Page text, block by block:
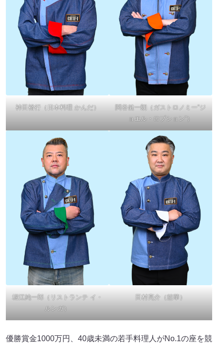
神田裕行（日本料理 かんだ）
関谷健一朗（ガストロノミー“ジ
ョエル・ロブション”）
堀江純一郎（リストランテ イ・
ルンガ）
田村亮介（慈華）
優勝賞金1000万円、40歳未満の若手料理人がNo.1の座を競